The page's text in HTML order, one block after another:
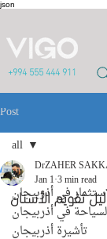
json
+994 555 444 911
Post
all
في أذربيجان
في أذربيجان
تأشيرة أذربيجان
all
تقويم الأسنان
DrZAHER
Jan 1 3 min read